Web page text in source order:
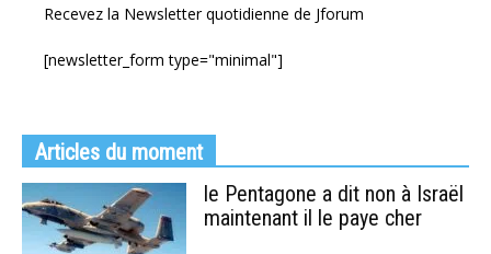
Recevez la Newsletter quotidienne de Jforum
[newsletter_form type="minimal"]
Articles du moment
le Pentagone a dit non à Israël
maintenant il le paye cher